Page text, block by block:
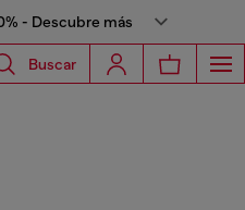
- Descubre más
Buscar